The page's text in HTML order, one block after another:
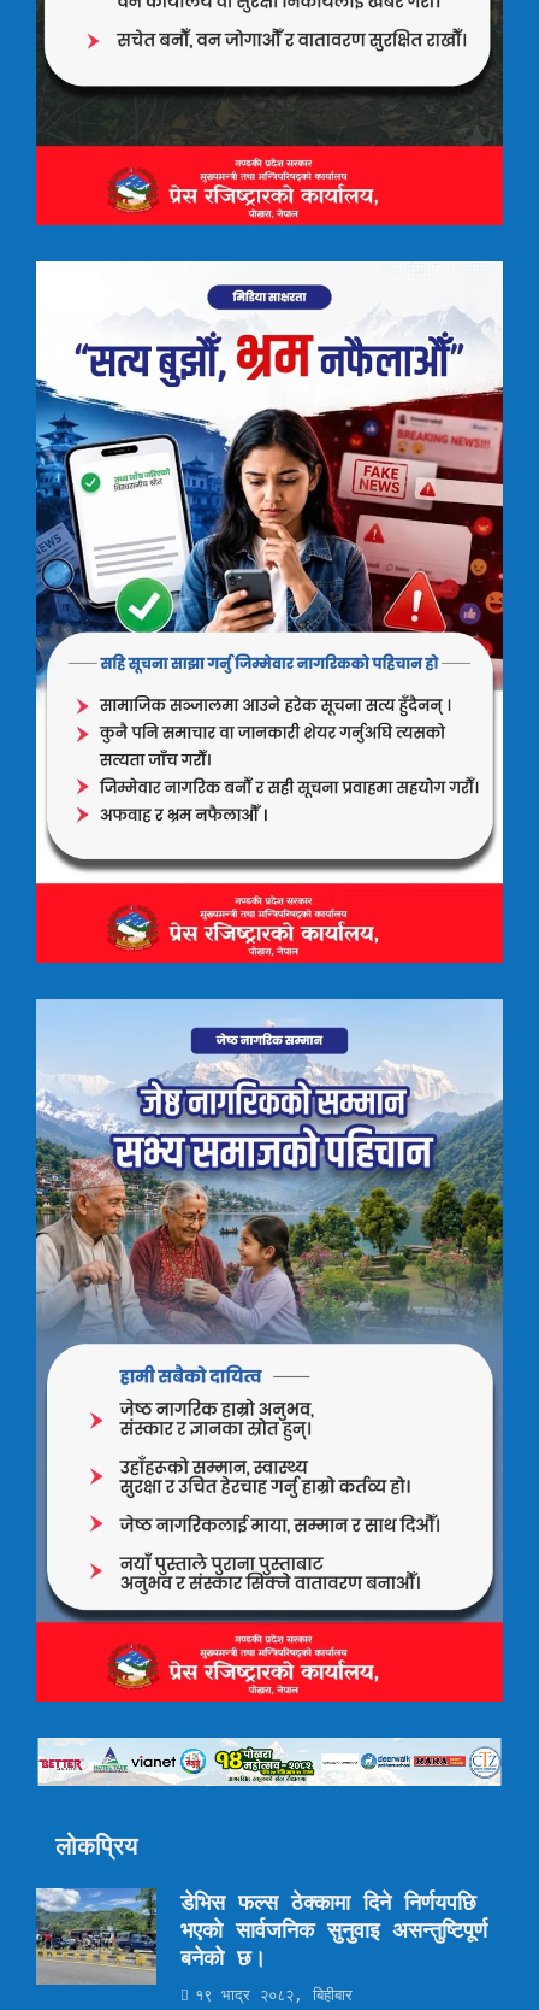
लोकप्रिय
डेभिस फल्स ठेक्कामा दिने निर्णयपछि
भएको सार्वजनिक सुनुवाइ असन्तुष्टिपूर्ण
बनेको छ।
१९ भाद्र २०८२, बिहीबार